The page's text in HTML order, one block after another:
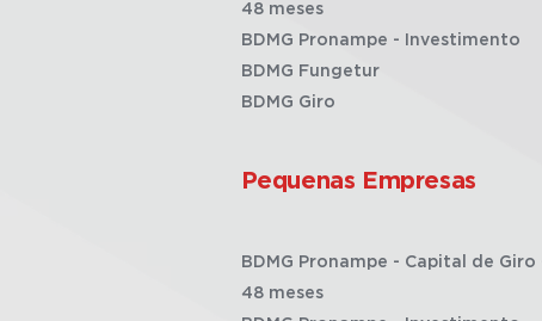
48 meses
BDMG Pronampe - Investimento
BDMG Fungetur
BDMG Giro
Pequenas Empresas
BDMG Pronampe - Capital de Giro
48 meses